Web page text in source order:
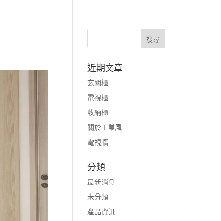
近期文章
玄關櫃
電視櫃
收納櫃
關於工業風
電視牆
分類
最新消息
未分類
產品資訊